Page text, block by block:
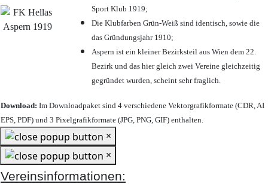
Sport Klub 1919;
Die Klubfarben Grün-Weiß sind identisch, sowie die
das Gründungsjahr 1910;
Aspern ist ein kleiner Bezirksteil aus Wien dem 22.
Bezirk und das hier gleich zwei Vereine gleichzeitig
gegründet wurden, scheint sehr fraglich.
Download: Im Downloadpaket sind 4 verschiedene Vektorgrafikformate (CDR, AI
EPS, PDF) und 3 Pixelgrafikformate (JPG, PNG, GIF) enthalten.
×
×
Vereinsinformationen: